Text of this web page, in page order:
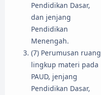
Pendidikan Dasar,
dan jenjang
Pendidikan
Menengah.
(7) Perumusan ruang
lingkup materi pada
PAUD, jenjang
Pendidikan Dasar,